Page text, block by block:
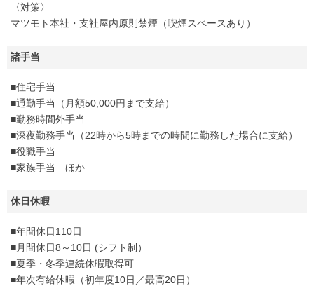
〈対策〉
マツモト本社・支社屋内原則禁煙（喫煙スペースあり）
諸手当
■住宅手当
■通勤手当（月額50,000円まで支給）
■勤務時間外手当
■深夜勤務手当（22時から5時までの時間に勤務した場合に支給）
■役職手当
■家族手当 ほか
休日休暇
■年間休日110日
■月間休日8～10日 (シフト制）
■夏季・冬季連続休暇取得可
■年次有給休暇（初年度10日／最高20日）